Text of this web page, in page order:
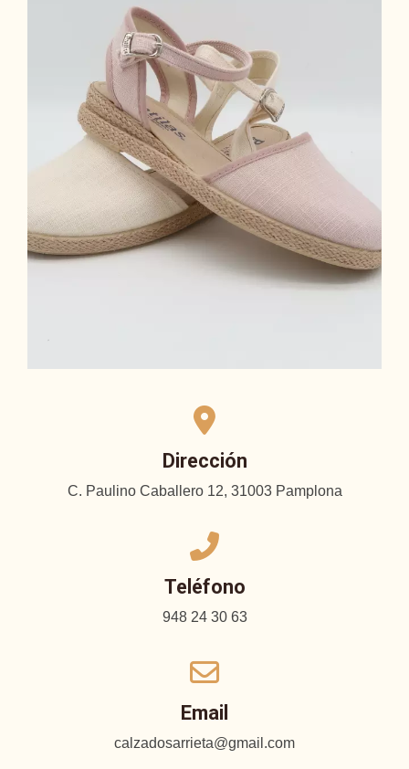
Dirección
C. Paulino Caballero 12, 31003 Pamplona
Teléfono
948 24 30 63
Email
calzadosarrieta@gmail.com